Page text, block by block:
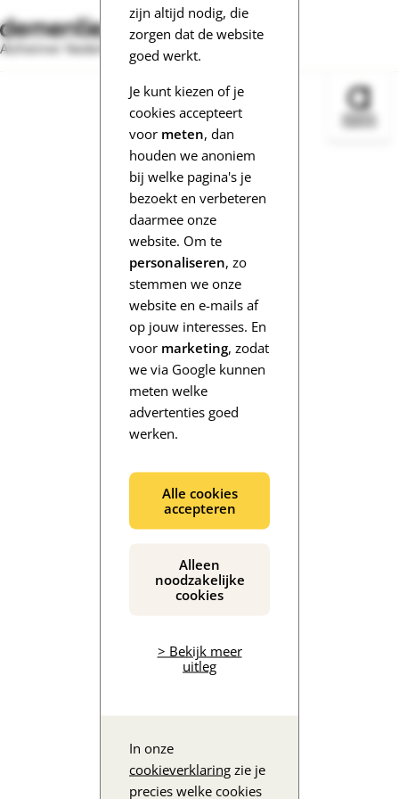
zijn altijd nodig, die
zorgen dat de website
goed werkt.
Je kunt kiezen of je
cookies accepteert
voor meten, dan
houden we anoniem
bij welke pagina's je
bezoekt en verbeteren
daarmee onze
website. Om te
personaliseren, zo
stemmen we onze
website en e-mails af
op jouw interesses. En
voor marketing, zodat
we via Google kunnen
meten welke
advertenties goed
werken.
Alle cookies
accepteren
Alleen
noodzakelijke
cookies
> Bekijk meer
uitleg
In onze
cookieverklaring zie je
precies welke cookies
Alzheimer Nederland
De inhoud wordt geladen...